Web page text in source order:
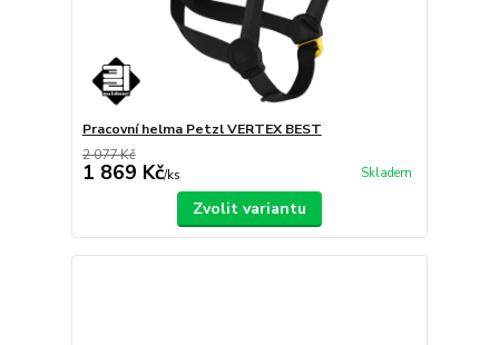
Pracovní helma Petzl VERTEX BEST
2 077 Kč
1 869 Kč/ks Skladem
Zvolit variantu